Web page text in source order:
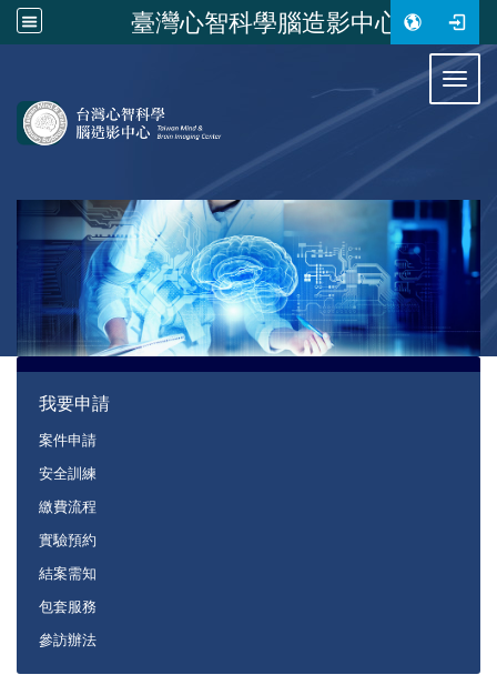
臺灣心智科學腦造影中心
我要申請
案件申請
安全訓練
繳費流程
實驗預約
結案需知
包套服務
參訪辦法